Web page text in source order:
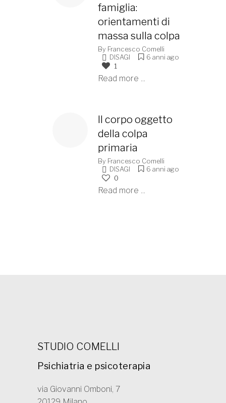
famiglia:
orientamenti di
massa sulla colpa
By Francesco Comelli
DISAGI
6 anni ago
1
Read more ...
Il corpo oggetto
della colpa
primaria
By Francesco Comelli
DISAGI
6 anni ago
0
Read more ...
STUDIO COMELLI
Psichiatria e psicoterapia
via Giovanni Omboni, 7